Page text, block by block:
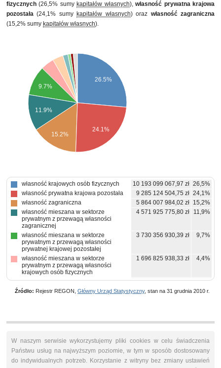
fizycznych (26,5% sumy kapitałów własnych),własność prywatna krajowa
pozostała (24,1% sumy kapitałów własnych) oraz własność zagraniczna
(15,2% sumy kapitałów własnych).
26.5%
9.7%
11.9%
15.2%
24.1%
własność krajowych osób fizycznych 10 193 099 067,97 zł 26,5%
własność prywatna krajowa pozostała
9 285 124 504,75 zł 24,1%
własność zagraniczna
5 864 007 984,02 zł 15,2%
własność mieszana w sektorze
prywatnym z przewagą własności
zagranicznej
4 571 925 775,80 zł 11,9%
własność mieszana w sektorze
prywatnym z przewagą własności
prywatnej krajowej pozostałej
3 730 356 930,39 zł 9,7%
własność mieszana w sektorze
prywatnym z przewagą własności
krajowych osób fizycznych
1 696 825 938,33 zł 4,4%
własność mieszana między sektorami z
przewagą własności sektora
prywatnego, w tym z przewagą
1 337 520 671,55 zł 3,5%
własność państwowych osób prawnych
351 562 351,03 zł
0,9%
prywatnym z brakiem przewagi
któregokolwiek rodzaju własności
prywatnej
pozostałe 541 686 330 zł 1,4%
Źródło: Rejestr REGON, Główny Urząd Statystyczny, stan na 31 grudnia 2010 r.
W naszym serwisie wykorzystujemy pliki cookies w celu świadczenia
Państwu usług na najwyższym poziomie, w tym w sposób dostosowany
do indywidualnych potrzeb. Korzystanie z witryny bez zmiany ustawień